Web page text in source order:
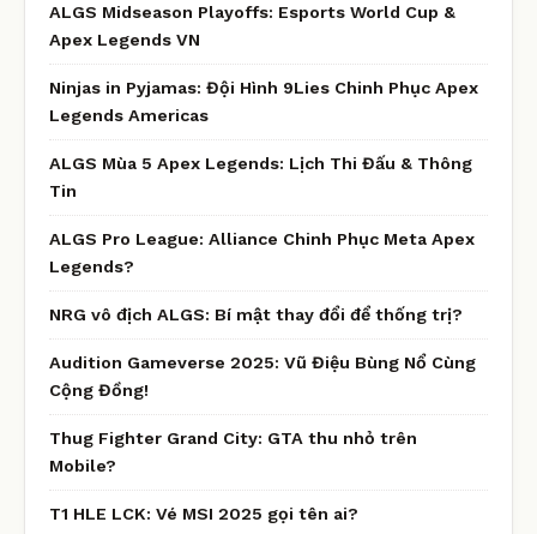
ALGS Midseason Playoffs: Esports World Cup &
Apex Legends VN
Ninjas in Pyjamas: Đội Hình 9Lies Chinh Phục Apex
Legends Americas
ALGS Mùa 5 Apex Legends: Lịch Thi Đấu & Thông
Tin
ALGS Pro League: Alliance Chinh Phục Meta Apex
Legends?
NRG vô địch ALGS: Bí mật thay đổi để thống trị?
Audition Gameverse 2025: Vũ Điệu Bùng Nổ Cùng
Cộng Đồng!
Thug Fighter Grand City: GTA thu nhỏ trên
Mobile?
T1 HLE LCK: Vé MSI 2025 gọi tên ai?